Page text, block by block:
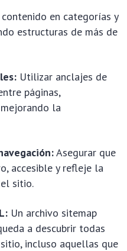
en categorías y
estructuras de más de
Utilizar anclajes de
páginas,
la
Asegurar que
accesible y refleje la
sitio.
Un archivo sitemap
a descubrir todas
incluso aquellas que